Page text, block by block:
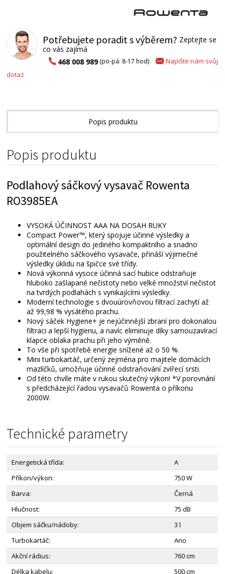
Potřebujete poradit s výběrem? Zeptejte se
co vás zajímá
468 008 989(po-pá: 8-17 hod)
Napište nám svůj
dotaz
Popis produktu
Alternativní zboží
Popis produktu
Podlahový sáčkový vysavač Rowenta
RO3985EA
VYSOKÁ ÚČINNOST AAA NA DOSAH RUKY
Compact Power™, který spojuje účinné výsledky a
optimální design do jediného kompaktního a snadno
použitelného sáčkového vysavače, přináší výjimečné
výsledky úklidu na špičce své třídy.
Nová výkonná vysoce účinná sací hubice odstraňuje
hluboko zašlapané nečistoty nebo velké množství nečistot
na tvrdých podlahách s vynikajícími výsledky.
Moderní technologie s dvouúrovňovou filtrací zachytí až
až 99,98 % vysátého prachu.
Nový sáček Hygiene+ je nejúčinnější zbraní pro dokonalou
filtraci a lepší hygienu, a navíc eliminuje díky samouzavírací
klapce oblaka prachu při jeho výměně.
To vše při spotřebě energie snížené až o 50 %.
Mini turbokartáč, určený zejména pro majitele domácích
mazlíčků, umožňuje účinné odstraňování zvířecí srsti.
Od této chvíle máte v rukou skutečný výkon! *V porovnání
s předcházející řadou vysavačů Rowenta o příkonu
2000W.
Technické parametry
Energetická třída:
A
Příkon/výkon:
750 W
Barva:
Černá
Hlučnost:
75 dB
Objem sáčku/nádoby:
3 l
Turbokartáč:
Ano
Akční rádius:
760 cm
Délka kabelu:
500 cm